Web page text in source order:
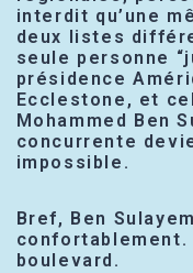
interdit qu’une
deux listes
seule personne
présidence
Ecclestone, et
Mohammed Ben
concurrente
impossible.
Bref, Ben
confortablement.
boulevard.